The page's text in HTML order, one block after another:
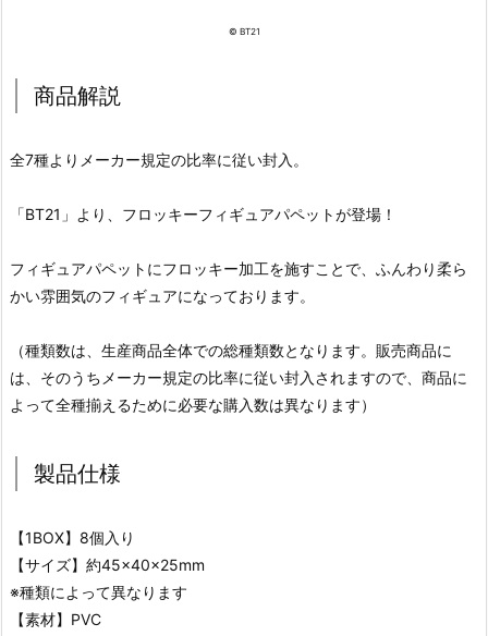
© BT21
商品解説
全7種よりメーカー規定の比率に従い封入。
「BT21」より、フロッキーフィギュアパペットが登場！
フィギュアパペットにフロッキー加工を施すことで、ふんわり柔ら
かい雰囲気のフィギュアになっております。
（種類数は、生産商品全体での総種類数となります。販売商品に
は、そのうちメーカー規定の比率に従い封入されますので、商品に
よって全種揃えるために必要な購入数は異なります）
製品仕様
【1BOX】8個入り
【サイズ】約45×40×25mm
※種類によって異なります
【素材】PVC